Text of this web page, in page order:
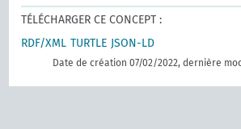
TÉLÉCHARGER CE CONCEPT :
RDF/XML TURTLE JSON-LD
Date de création 07/02/2022, dernière